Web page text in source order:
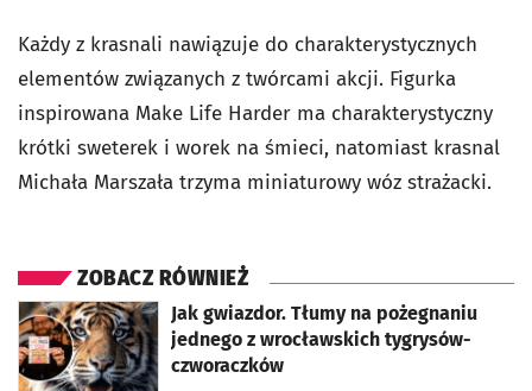
Każdy z krasnali nawiązuje do charakterystycznych
elementów związanych z twórcami akcji. Figurka
inspirowana Make Life Harder ma charakterystyczny
krótki sweterek i worek na śmieci, natomiast krasnal
Michała Marszała trzyma miniaturowy wóz strażacki.
ZOBACZ RÓWNIEŻ
Jak gwiazdor. Tłumy na pożegnaniu
jednego z wrocławskich tygrysów-
czworaczków
otworzy się w nowej karcie